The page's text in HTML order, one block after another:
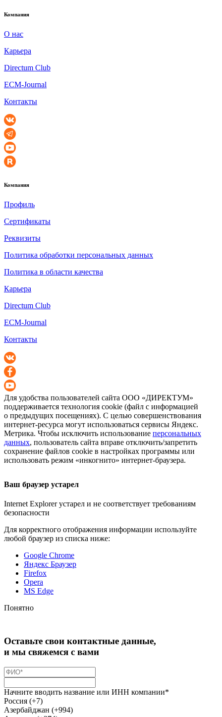
Компания
О нас
Карьера
Directum Club
ECM-Journal
Контакты
Компания
Профиль
Сертификаты
Реквизиты
Политика обработки персональных данных
Политика в области качества
Карьера
Directum Club
ECM-Journal
Контакты
Для удобства пользователей сайта ООО «ДИРЕКТУМ»
поддерживается технология cookie (файл с информацией
о предыдущих посещениях). С целью совершенствования
интернет-ресурса могут использоваться сервисы Яндекс.
Метрика. Чтобы исключить использование персональных
данных, пользователь сайта вправе отключить/запретить
сохранение файлов cookie в настройках программы или
использовать режим «инкогнито» интернет-браузера.
Ваш браузер устарел
Internet Explorer устарел и не соответствует требованиям
безопасности
Для корректного отображения информации используйте
любой браузер из списка ниже:
Google Chrome
Яндекс Браузер
Firefox
Opera
MS Edge
Понятно
Оставьте свои контактные данные,
и мы свяжемся с вами
Начните вводить название или ИНН компании*
Россия (+7)
Азербайджан (+994)